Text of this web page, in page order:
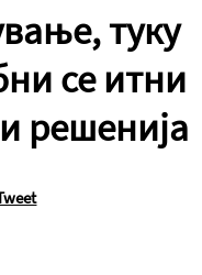
туку
се итни
решенија